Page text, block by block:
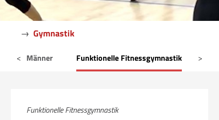
Triathlon
Freizeitsport
→ Gymnastik
<
und Männer Funktionelle Fitnessgymnastik >
Funktionelle Fitnessgymnastik